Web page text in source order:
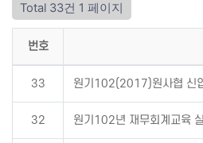
Total 33건 1 페이지
번호
33 원기102(2017)원사협 신
32 원기102년 재무회계교육